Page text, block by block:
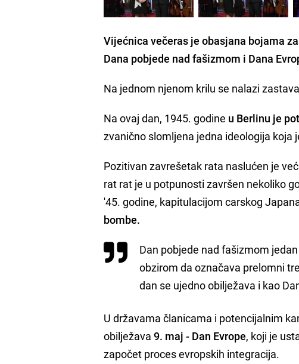
Vijećnica večeras je obasjana bojama
Dana pobjede nad fašizmom i Dana
Na jednom njenom krilu se nalazi
Na ovaj dan, 1945. godine u Berlinu je
zvanično slomljena jedna ideologija koja
Pozitivan zavrešetak rata naslućen je
rat rat je u potpunosti završen nekoliko
'45. godine, kapitulacijom carskog
bombe.
Dan pobjede nad fašizmom
obzirom da označava prelomni
dan se ujedno obilježava i kao
U državama članicama i potencijalnim
obilježava 9. maj - Dan Evrope, koji je
započet proces evropskih integracija.